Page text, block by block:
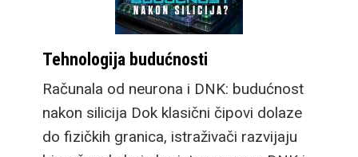
Tehnologija budućnosti
Računala od neurona i DNK: budućnost
nakon silicija Dok klasični čipovi dolaze
do fizičkih granica, istraživači razvijaju